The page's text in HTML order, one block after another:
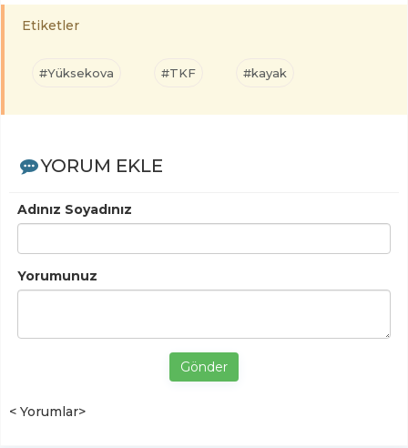
Etiketler
#Yüksekova #TKF #kayak
YORUM EKLE
Adınız Soyadınız
Yorumunuz
Gönder
< Yorumlar>